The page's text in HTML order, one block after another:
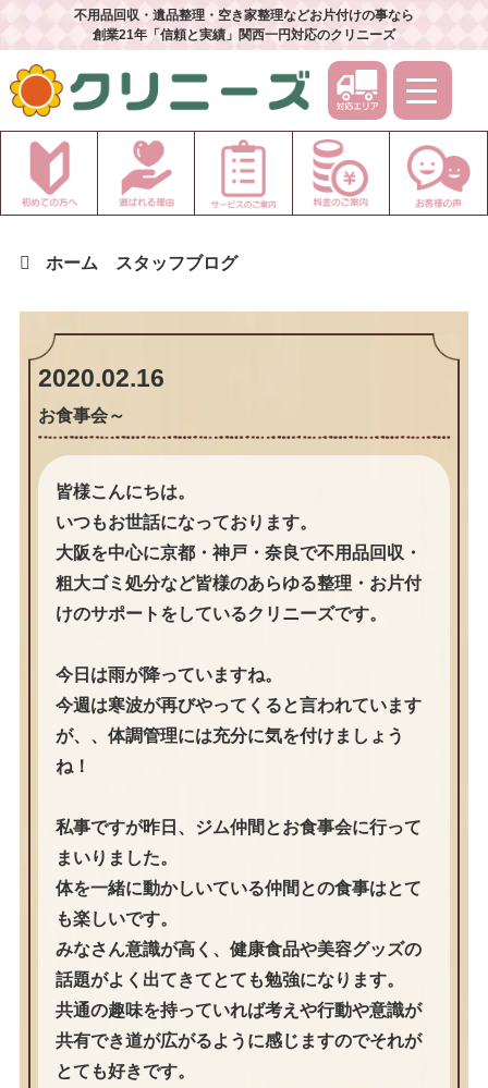
不用品回収・遺品整理・空き家整理などお片付けの事なら
創業21年「信頼と実績」関西一円対応のクリニーズ
ホーム スタッフブログ
2020.02.16
お食事会～
皆様こんにちは。
いつもお世話になっております。
大阪を中心に京都・神戸・奈良で不用品回収・
粗大ゴミ処分など皆様のあらゆる整理・お片付
けのサポートをしているクリニーズです。
今日は雨が降っていますね。
今週は寒波が再びやってくると言われています
が、、体調管理には充分に気を付けましょう
ね！
私事ですが昨日、ジム仲間とお食事会に行って
まいりました。
体を一緒に動かしいている仲間との食事はとて
も楽しいです。
みなさん意識が高く、健康食品や美容グッズの
話題がよく出てきてとても勉強になります。
共通の趣味を持っていれば考えや行動や意識が
共有でき道が広がるように感じますのでそれが
とても好きです。